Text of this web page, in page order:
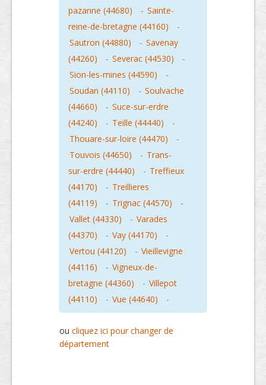
pazanne (44680)
- Sainte-
reine-de-bretagne (44160)
-
Sautron (44880)
- Savenay
(44260)
- Severac (44530)
-
Sion-les-mines (44590)
-
Soudan (44110)
- Soulvache
(44660)
- Suce-sur-erdre
(44240)
- Teille (44440)
-
Thouare-sur-loire (44470)
-
Touvois (44650)
- Trans-
sur-erdre (44440)
- Treffieux
(44170)
- Treillieres
(44119)
- Trignac (44570)
-
Vallet (44330)
- Varades
(44370)
- Vay (44170)
-
Vertou (44120)
- Vieillevigne
(44116)
- Vigneux-de-
bretagne (44360)
- Villepot
(44110)
- Vue (44640) -
ou cliquez ici pour changer de
département